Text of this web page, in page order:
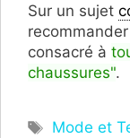
Sur un sujet
consacré à
chaussures".
Étiquettes
Mode et